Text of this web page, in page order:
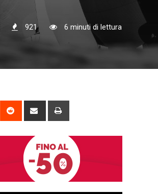
921 6 minuti di lettura
Pinterest Reddit
Share